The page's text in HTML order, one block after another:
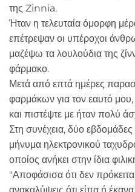
της Zinnia.
Ήταν η τελευταία όμορφη
επέτρεψαν οι υπέροχοι
μαζέψω τα λουλούδια της
φάρμακο.
Μετά από επτά ημέρες
φαρμάκων για τον εαυτό
και πιστέψτε με ήταν πολύ
Στη συνέχεια, δύο
μήνυμα ηλεκτρονικού
οποίος ανήκει στην ίδια
"Αποφάσισα ότι δεν